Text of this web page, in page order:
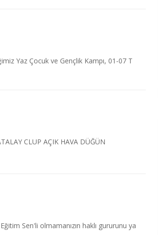
Yaz Çocuk ve Gençlik Kampı, 01-07 T
CLUP AÇIK HAVA DÜĞÜN
Sen'li olmamanızın haklı gururunu ya